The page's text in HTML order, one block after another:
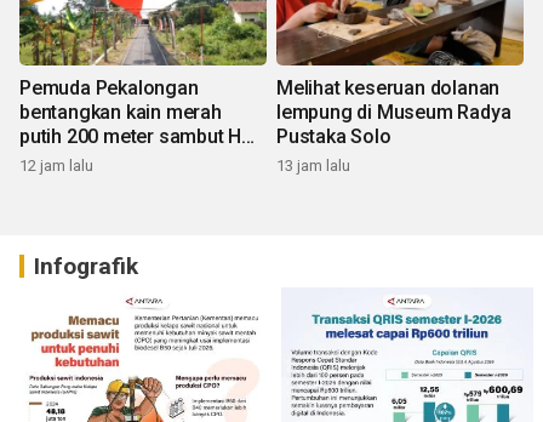
Pemuda Pekalongan
bentangkan kain merah
putih 200 meter sambut HUT
RI
12 jam lalu
Melihat keseruan dolanan
lempung di Museum Radya
Pustaka Solo
13 jam lalu
Infografik